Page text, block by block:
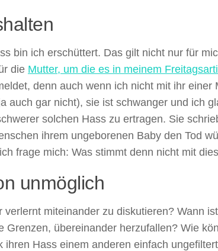
bin ich erschüttert. Das gilt nicht nur für
die Mutter, um die es in meinem
denn auch wenn ich nicht mit ihr einer
auch gar nicht), sie ist schwanger und ich
solchen Hass zu ertragen. Sie
ihrem ungeborenen Baby den Tod
frage mich: Was stimmt denn nicht mit
unmöglich
verlernt miteinander zu diskutieren? Wann
Grenzen, übereinander herzufallen? Wie
ihren Hass einem anderen einfach